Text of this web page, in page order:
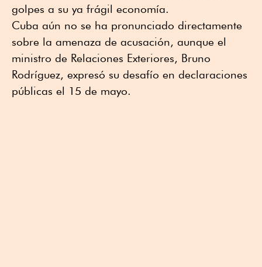
golpes a su ya frágil economía.
Cuba aún no se ha pronunciado directamente
sobre la amenaza de acusación, aunque el
ministro de Relaciones Exteriores, Bruno
Rodríguez, expresó su desafío en declaraciones
públicas el 15 de mayo.